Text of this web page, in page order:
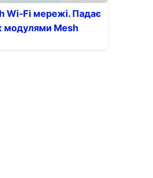
Wi-Fi мережі. Падає
модулями Mesh